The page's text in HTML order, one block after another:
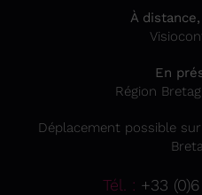
À
En
Région
Déplacement possible
Tél. : +33